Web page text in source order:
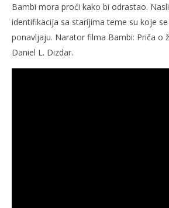
Bambi mora proći kako bi odrastao.
identifikacija sa starijima teme su koje
ponavljaju. Narator filma Bambi: Priča o
Daniel L. Dizdar.